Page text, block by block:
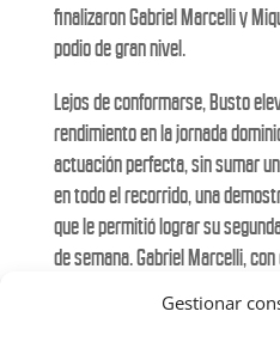
Gestionar
finalizaron Gabriel Marcelli y
podio de gran nivel.
Lejos de conformarse, Busto
rendimiento en la jornada
actuación perfecta, sin sumar
en todo el recorrido, una
que le permitió lograr su
de semana. Gabriel Marcelli,